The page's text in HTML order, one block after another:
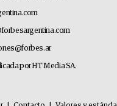
por HT Media SA.